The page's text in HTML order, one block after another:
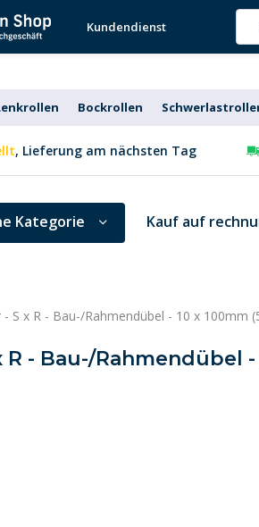
Kundendienst
Bockrollen
, Lieferung am nächsten Tag
Kategorie Kauf auf
- S x R - Bau-/Rahmendübel - 10 x 100mm
R - Bau-/Rahmendübel